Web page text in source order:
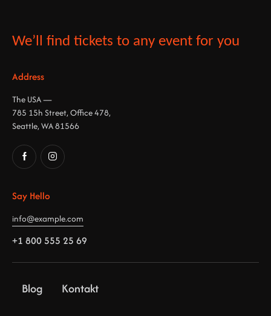
We’ll find tickets to any event for you
Address
The USA —
785 15h Street, Office 478,
Seattle, WA 81566
Say Hello
info@example.com
+1 800 555 25 69
Blog Kontakt